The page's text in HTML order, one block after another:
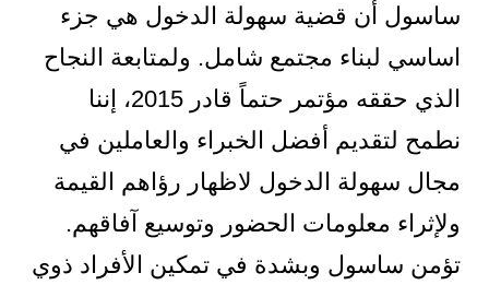
ساسول أن قضية سهولة الدخول هي جزء
اساسي لبناء مجتمع شامل. ولمتابعة النجاح
الذي حققه مؤتمر حتماً قادر 2015، إننا
نطمح لتقديم أفضل الخبراء والعاملين في
مجال سهولة الدخول لاظهار رؤاهم القيمة
ولإثراء معلومات الحضور وتوسيع آفاقهم.
تؤمن ساسول وبشدة في تمكين الأفراد ذوي